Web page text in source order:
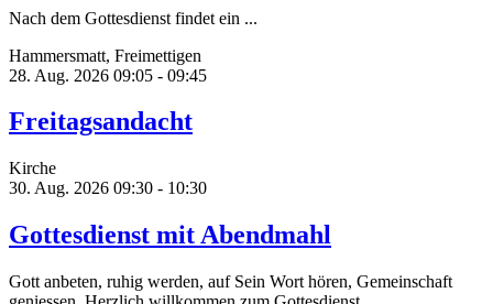
Nach dem Gottesdienst findet ein ...
Hammersmatt, Freimettigen
28. Aug. 2026 09:05 - 09:45
Freitagsandacht
Kirche
30. Aug. 2026 09:30 - 10:30
Gottesdienst mit Abendmahl
Gott anbeten, ruhig werden, auf Sein Wort hören, Gemeinschaft